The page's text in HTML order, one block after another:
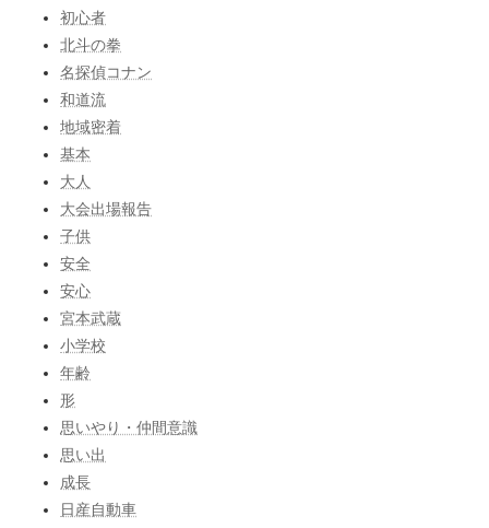
初心者
北斗の拳
名探偵コナン
和道流
地域密着
基本
大人
大会出場報告
子供
安全
安心
宮本武蔵
小学校
年齢
形
思いやり・仲間意識
思い出
成長
日産自動車